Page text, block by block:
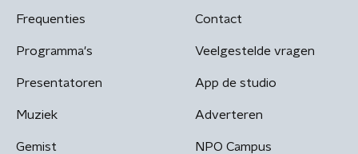
Frequenties
Programma's
Presentatoren
Muziek
Gemist
Contact
Veelgestelde vragen
App de studio
Adverteren
NPO Campus